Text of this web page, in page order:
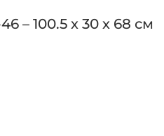
– 100.5 х 30 х 68 см